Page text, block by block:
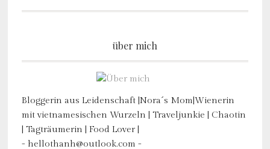
über mich
Bloggerin aus Leidenschaft |Nora´s Mom|Wienerin
mit vietnamesischen Wurzeln | Traveljunkie | Chaotin
| Tagträumerin | Food Lover |
- hellothanh@outlook.com -